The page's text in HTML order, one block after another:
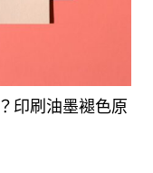
印刷油墨褪色原